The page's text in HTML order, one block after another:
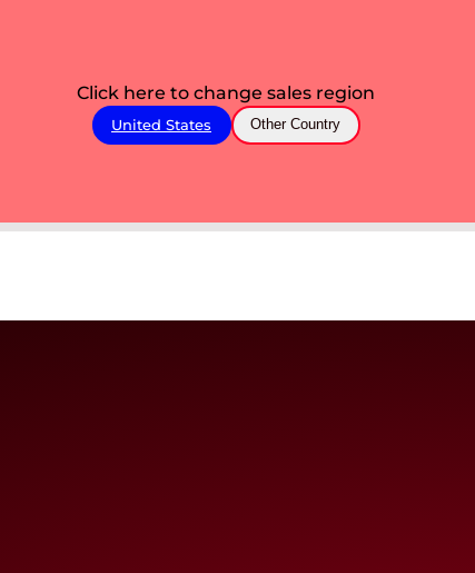
Click here to change sales region
United States Other Country